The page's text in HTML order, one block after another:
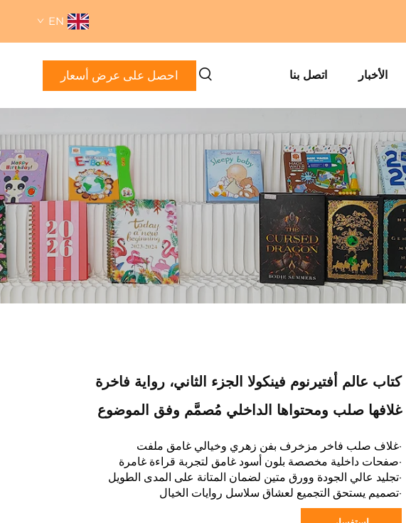
EN
الأخبار اتصل بنا احصل على عرض أسعار
كتاب عالم أفتيرنوم فينكولا الجزء الثاني، رواية فاخرة
غلافها صلب ومحتواها الداخلي مُصمَّم وفق الموضوع
·غلاف صلب فاخر مزخرف بفن زهري وخيالي غامق ملفت
·صفحات داخلية مخصصة بلون أسود غامق لتجربة قراءة غامرة
·تجليد عالي الجودة وورق متين لضمان المتانة على المدى الطويل
·تصميم يستحق التجميع لعشاق سلاسل روايات الخيال